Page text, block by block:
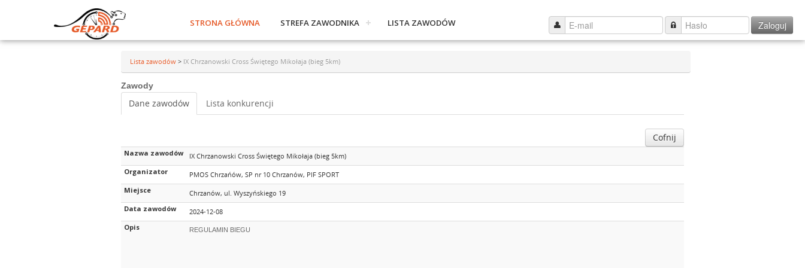
Zaloguj
STRONA GŁÓWNA STREFA ZAWODNIKA LISTA ZAWODÓW
Lista zawodów > IX Chrzanowski Cross Świętego Mikołaja (bieg 5km)
Zawody
Dane zawodów Lista konkurencji
Cofnij
Nazwa zawodów
IX Chrzanowski Cross Świętego Mikołaja (bieg 5km)
Organizator
PMOS Chrzańów, SP nr 10 Chrzanów, PIF SPORT
Miejsce
Chrzanów, ul. Wyszyńskiego 19
Data zawodów
2024-12-08
Opis
REGULAMIN BIEGU